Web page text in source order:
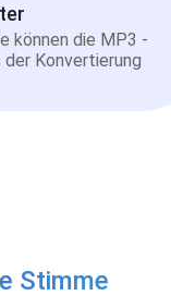
können die MP3 -
Konvertierung
Stimme